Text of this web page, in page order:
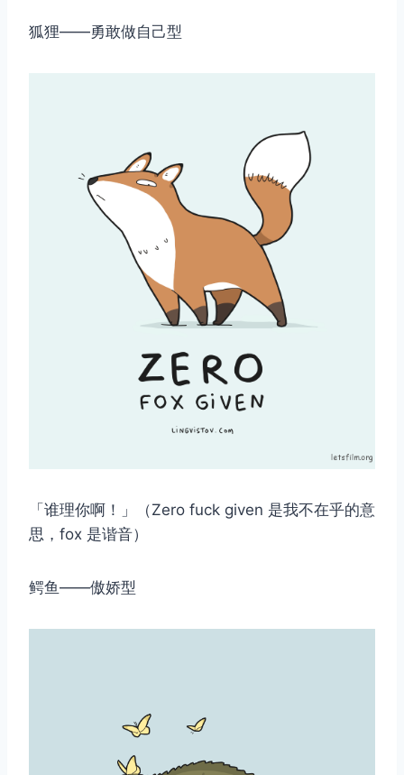
狐狸——勇敢做自己型
「谁理你啊！」（Zero fuck given 是我不在乎的意
思，fox 是谐音）
鳄鱼——傲娇型